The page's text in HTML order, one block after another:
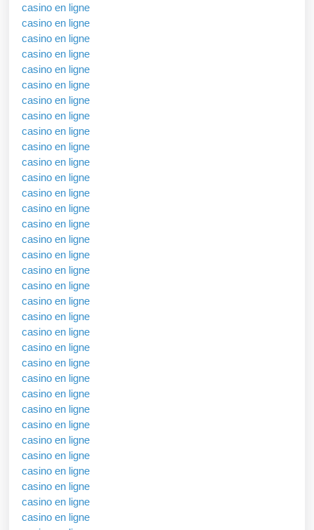
casino en ligne
casino en ligne
casino en ligne
casino en ligne
casino en ligne
casino en ligne
casino en ligne
casino en ligne
casino en ligne
casino en ligne
casino en ligne
casino en ligne
casino en ligne
casino en ligne
casino en ligne
casino en ligne
casino en ligne
casino en ligne
casino en ligne
casino en ligne
casino en ligne
casino en ligne
casino en ligne
casino en ligne
casino en ligne
casino en ligne
casino en ligne
casino en ligne
casino en ligne
casino en ligne
casino en ligne
casino en ligne
casino en ligne
casino en ligne